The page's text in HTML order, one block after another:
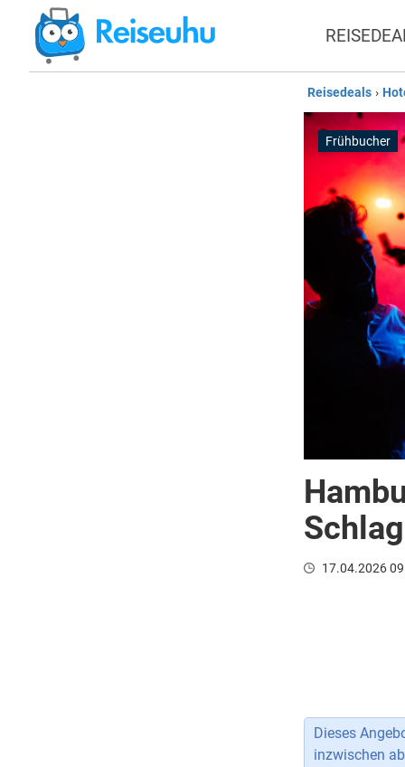
Reisedeals ›
Frühbucher
17.04.2026
Dieses
inzwischen